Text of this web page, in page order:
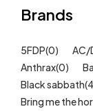
Tétines (11)
Kids (209)
Outlet (40)
Brands
5FDP(0) AC/
Anthrax(0)
Black sabbath
Bring me the